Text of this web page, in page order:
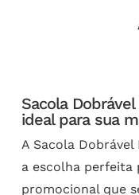
Sacola
ideal para sua
A Sacola
a escolha perfeita
promocional que